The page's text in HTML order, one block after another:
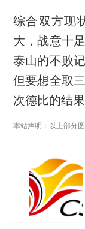
综合双方现
大，战意十
泰山的不败
但要想全取
次德比的结
本站声明：以上部分